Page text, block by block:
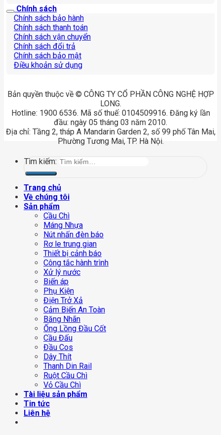
Chính sách
Chính sách bảo hành
Chính sách thanh toán
Chính sách vận chuyển
Chính sách đổi trả
Chính sách bảo mật
Điều khoản sử dụng
Bản quyền thuộc về © CÔNG TY CỔ PHẦN CÔNG NGHỆ HỢP
LONG.
Hotline: 1900 6536. Mã số thuế: 0104509916. Đăng ký lần
đầu: ngày 05 tháng 03 năm 2010.
Địa chỉ: Tầng 2, tháp A Mandarin Garden 2, số 99 phố Tân Mai,
Phường Tương Mai, TP. Hà Nội.
Tìm kiếm:
Trang chủ
Về chúng tôi
Sản phẩm
Cầu Chì
Máng Nhựa
Nút nhấn đèn báo
Rơ le trung gian
Thiết bị cảnh báo
Công tắc hành trình
Xử lý nước
Biến áp
Phụ Kiện
Điện Trở Xả
Cảm Biến An Toàn
Băng Nhãn
Ống Lồng Đầu Cốt
Cầu Đấu
Đầu Cos
Dây Thít
Thanh Din Rail
Ruột Cầu Chì
Vỏ Cầu Chì
Tài liệu sản phẩm
Tin tức
Liên hệ